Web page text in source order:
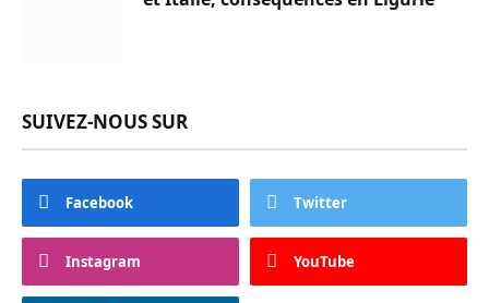
SUIVEZ-NOUS SUR
Facebook Twitter
Instagram YouTube